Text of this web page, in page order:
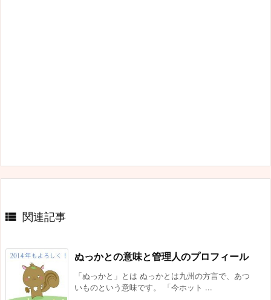
 関連記事
ぬっかとの意味と管理人のプロフィール
「ぬっかと」とは ぬっかとは九州の方言で、あつ
いものという意味です。 「今ホット ...